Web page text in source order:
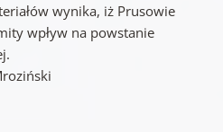
wynika, iż Prusowie
wpływ na powstanie